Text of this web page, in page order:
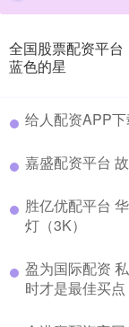
全国股票配资平台
蓝色的星
给人配资APP
嘉盛配资平台
胜亿优配平台
灯（3K）
盈为国际配资
时才是最佳买点